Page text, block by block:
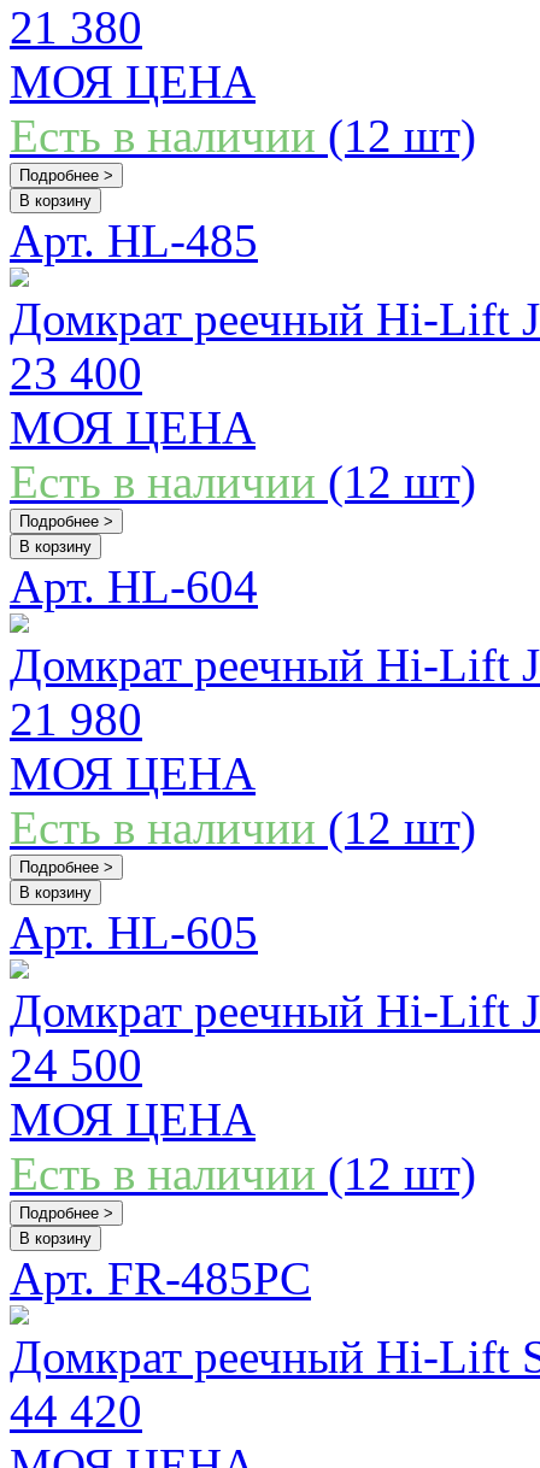
21 380
МОЯ ЦЕНА
Есть в наличии (12 шт)
Подробнее >
В корзину
Арт. HL-485
Домкрат реечный Hi-Lift
23 400
МОЯ ЦЕНА
Есть в наличии (12 шт)
Подробнее >
В корзину
Арт. HL-604
Домкрат реечный Hi-Lift
21 980
МОЯ ЦЕНА
Есть в наличии (12 шт)
Подробнее >
В корзину
Арт. HL-605
Домкрат реечный Hi-Lift
24 500
МОЯ ЦЕНА
Есть в наличии (12 шт)
Подробнее >
В корзину
Арт. FR-485PC
Домкрат реечный Hi-Lift
44 420